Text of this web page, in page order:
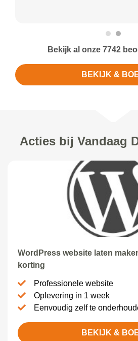
Bekijk al onze 7742
BEKIJK &
Acties bij Vandaag
WordPress website laten
korting
Professionele website
Oplevering in 1 week
Eenvoudig zelf te
BEKIJK &